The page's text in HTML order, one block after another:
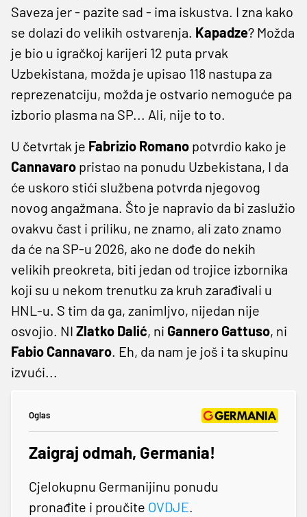
Saveza jer - pazite sad - ima iskustva. I zna kako
se dolazi do velikih ostvarenja. Kapadze? Možda
je bio u igračkoj karijeri 12 puta prvak
Uzbekistana, možda je upisao 118 nastupa za
reprezenatciju, možda je ostvario nemoguće pa
izborio plasma na SP... Ali, nije to to.
U četvrtak je Fabrizio Romano potvrdio kako je
Cannavaro pristao na ponudu Uzbekistana, I da
će uskoro stići službena potvrda njegovog
novog angažmana. Što je napravio da bi zaslužio
ovakvu čast i priliku, ne znamo, ali zato znamo
da će na SP-u 2026, ako ne dođe do nekih
velikih preokreta, biti jedan od trojice izbornika
koji su u nekom trenutku za kruh zarađivali u
HNL-u. S tim da ga, zanimljvo, nijedan nije
osvojio. NI Zlatko Dalić, ni Gannero Gattuso, ni
Fabio Cannavaro. Eh, da nam je još i ta skupinu
izvući...
Oglas
Zaigraj odmah, Germania!
Cjelokupnu Germanijinu ponudu
pronađite i proučite OVDJE.